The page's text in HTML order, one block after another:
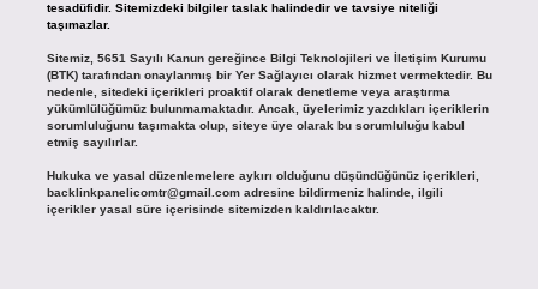
tesadüfidir. Sitemizdeki bilgiler taslak halindedir ve tavsiye niteliği
taşımazlar.
Sitemiz, 5651 Sayılı Kanun gereğince Bilgi Teknolojileri ve İletişim Kurumu
(BTK) tarafından onaylanmış bir Yer Sağlayıcı olarak hizmet vermektedir. Bu
nedenle, sitedeki içerikleri proaktif olarak denetleme veya araştırma
yükümlülüğümüz bulunmamaktadır. Ancak, üyelerimiz yazdıkları içeriklerin
sorumluluğunu taşımakta olup, siteye üye olarak bu sorumluluğu kabul
etmiş sayılırlar.
Hukuka ve yasal düzenlemelere aykırı olduğunu düşündüğünüz içerikleri,
backlinkpanelicomtr@gmail.comadresine bildirmeniz halinde, ilgili
içerikler yasal süre içerisinde sitemizden kaldırılacaktır.